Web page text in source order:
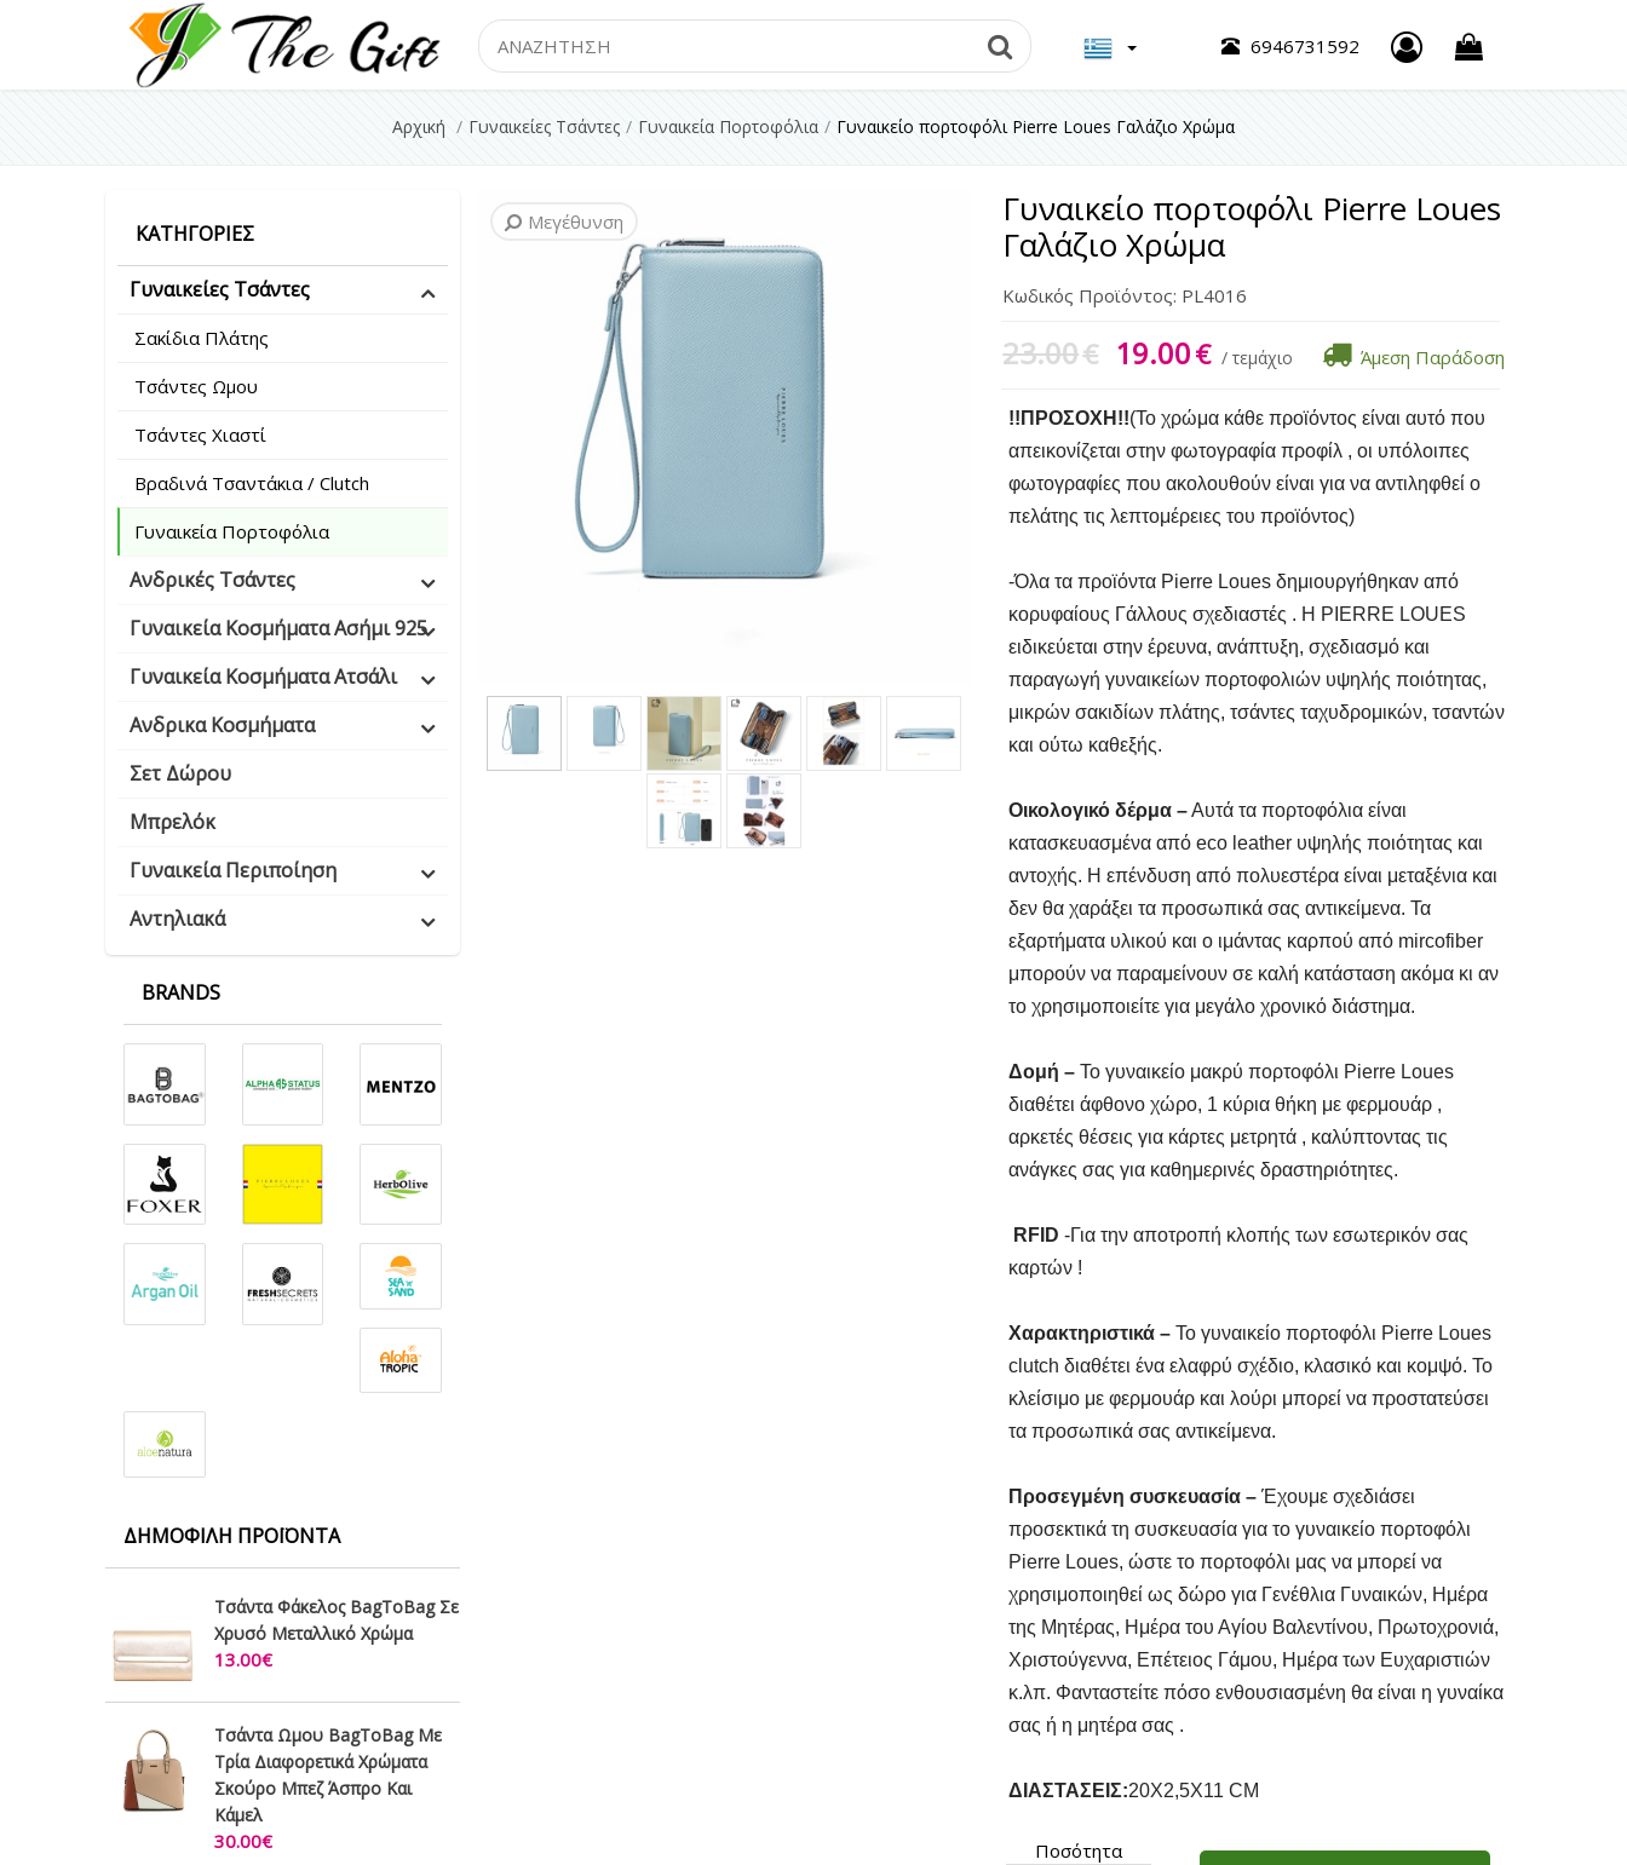
6946731592
Search Search
Αρχική Γυναικείες Τσάντες Γυναικεία Πορτοφόλια Γυναικείο πορτοφόλι Pierre Loues Γαλάζιο Χρώμα
ΚΑΤΗΓΟΡΊΕΣ
Γυναικείες Τσάντες
Σακίδια Πλάτης
Τσάντες Ωμου
Τσάντες Χιαστί
Βραδινά Τσαντάκια / Clutch
Γυναικεία Πορτοφόλια
Ανδρικές Τσάντες
Γυναικεία Κοσμήματα Ασήμι 925
Γυναικεία Κοσμήματα Ατσάλι
Ανδρικα Κοσμήματα
Σετ Δώρου
Μπρελόκ
Γυναικεία Περιποίηση
Αντηλιακά
BRANDS
ΔΗΜΟΦΙΛΉ ΠΡΟΪΌΝΤΑ
Τσάντα Φάκελος BagToBag Σε
Χρυσό Μεταλλικό Χρώμα
13.00€
Τσάντα Ωμου BagToBag Με
Τρία Διαφορετικά Χρώματα
Σκούρο Μπεζ Άσπρο Και
Κάμελ
30.00€
Μεγέθυνση
Μεγέθυνση
Μεγέθυνση
Μεγέθυνση
Μεγέθυνση
Μεγέθυνση
Μεγέθυνση
Μεγέθυνση
Γυναικείο πορτοφόλι Pierre Loues
Γαλάζιο Χρώμα
Κωδικός Προϊόντος: PL4016
23.00€ 19.00€ / τεμάχιο Άμεση Παράδοση
!!ΠΡΟΣΟΧΗ!!(Το χρώμα κάθε προϊόντος είναι αυτό που
απεικονίζεται στην φωτογραφία προφίλ , οι υπόλοιπες
φωτογραφίες που ακολουθούν είναι για να αντιληφθεί ο
πελάτης τις λεπτομέρειες του προϊόντος)
-Όλα τα προϊόντα Pierre Loues δημιουργήθηκαν από
κορυφαίους Γάλλους σχεδιαστές . Η PIERRE LOUES
ειδικεύεται στην έρευνα, ανάπτυξη, σχεδιασμό και
παραγωγή γυναικείων πορτοφολιών υψηλής ποιότητας,
μικρών σακιδίων πλάτης, τσάντες ταχυδρομικών, τσαντών
και ούτω καθεξής.
Οικολογικό δέρμα –Αυτά τα πορτοφόλια είναι
κατασκευασμένα από eco leather υψηλής ποιότητας και
αντοχής. Η επένδυση από πολυεστέρα είναι μεταξένια και
δεν θα χαράξει τα προσωπικά σας αντικείμενα. Τα
εξαρτήματα υλικού και ο ιμάντας καρπού από mircofiber
μπορούν να παραμείνουν σε καλή κατάσταση ακόμα κι αν
το χρησιμοποιείτε για μεγάλο χρονικό διάστημα.
Δομή – Το γυναικείο μακρύ πορτοφόλι Pierre Loues
διαθέτει άφθονο χώρο, 1 κύρια θήκη με φερμουάρ ,
αρκετές θέσεις για κάρτες μετρητά , καλύπτοντας τις
ανάγκες σας για καθημερινές δραστηριότητες.
RFID -Για την αποτροπή κλοπής των εσωτερικόν σας
καρτών !
Χαρακτηριστικά – Το γυναικείο πορτοφόλι Pierre Loues
clutch διαθέτει ένα ελαφρύ σχέδιο, κλασικό και κομψό. Το
κλείσιμο με φερμουάρ και λούρι μπορεί να προστατεύσει
τα προσωπικά σας αντικείμενα.
Προσεγμένη συσκευασία – Έχουμε σχεδιάσει
προσεκτικά τη συσκευασία για το γυναικείο πορτοφόλι
Pierre Loues, ώστε το πορτοφόλι μας να μπορεί να
χρησιμοποιηθεί ως δώρο για Γενέθλια Γυναικών, Ημέρα
της Μητέρας, Ημέρα του Αγίου Βαλεντίνου, Πρωτοχρονιά,
Χριστούγεννα, Επέτειος Γάμου, Ημέρα των Ευχαριστιών
κ.λπ. Φανταστείτε πόσο ενθουσιασμένη θα είναι η γυναίκα
σας ή η μητέρα σας .
ΔΙΑΣΤΑΣΕΙΣ:20Χ2,5Χ11 CM
Ποσότητα